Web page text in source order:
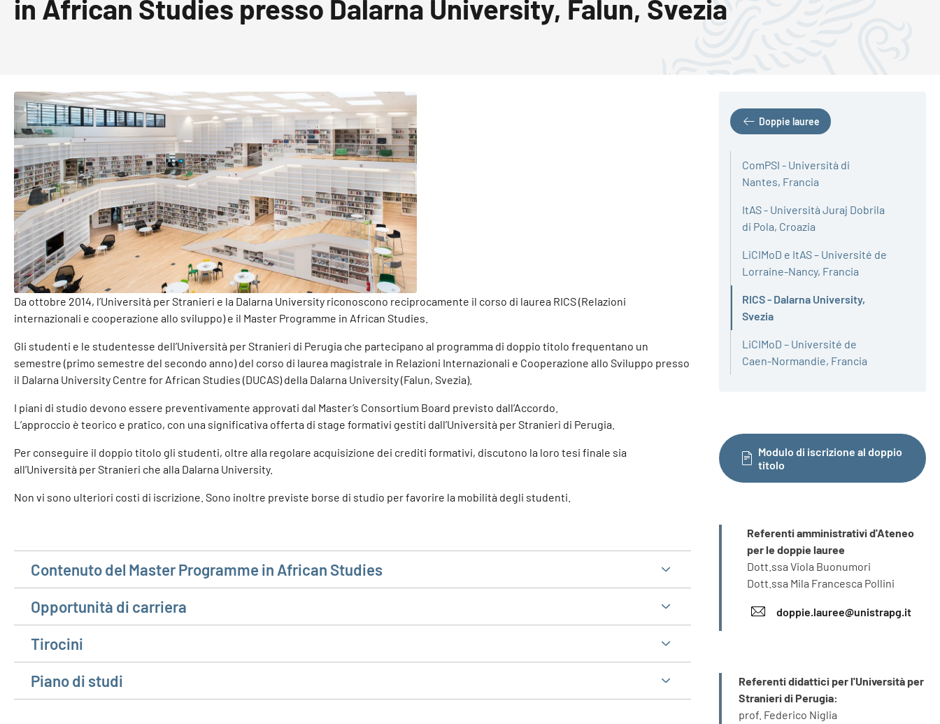
in African Studies presso Dalarna University, Falun, Svezia
Da ottobre 2014, l’Università per Stranieri e la Dalarna University riconoscono reciprocamente il corso di laurea RICS (Relazioni
internazionali e cooperazione allo sviluppo) e il Master Programme in African Studies.
Gli studenti e le studentesse dell’Università per Stranieri di Perugia che partecipano al programma di doppio titolo frequentano un
semestre (primo semestre del secondo anno) del corso di laurea magistrale in Relazioni Internazionali e Cooperazione allo Sviluppo presso
il Dalarna University Centre for African Studies (DUCAS) della Dalarna University (Falun, Svezia).
I piani di studio devono essere preventivamente approvati dal Master’s Consortium Board previsto dall’Accordo.
L’approccio è teorico e pratico, con una significativa offerta di stage formativi gestiti dall’Università per Stranieri di Perugia.
Per conseguire il doppio titolo gli studenti, oltre alla regolare acquisizione dei crediti formativi, discutono la loro tesi finale sia
all’Università per Stranieri che alla Dalarna University.
Non vi sono ulteriori costi di iscrizione. Sono inoltre previste borse di studio per favorire la mobilità degli studenti.
Contenuto del Master Programme in African Studies
Opportunità di carriera
Tirocini
Piano di studi
Doppie lauree
ComPSI - Università di
Nantes, Francia
ItAS - Università Juraj Dobrila
di Pola, Croazia
LiCIMoD e ItAS – Université de
Lorraine-Nancy, Francia
RICS - Dalarna University,
Svezia
Attivo
LiCIMoD – Université de
Caen-Normandie, Francia
Modulo di iscrizione al doppio
titolo
INFORMAZIONI
Referenti amministrativi d'Ateneo
per le doppie lauree
Dott.ssa Viola Buonumori
Dott.ssa Mila Francesca Pollini
doppie.lauree@unistrapg.it
INFORMAZIONI
Referenti didattici per l'Università per
Stranieri di Perugia:
prof. Federico Niglia